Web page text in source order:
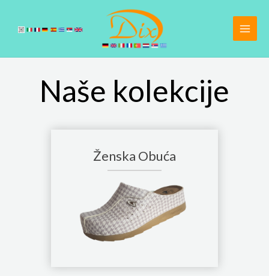
Naše kolekcije
Ženska Obuća